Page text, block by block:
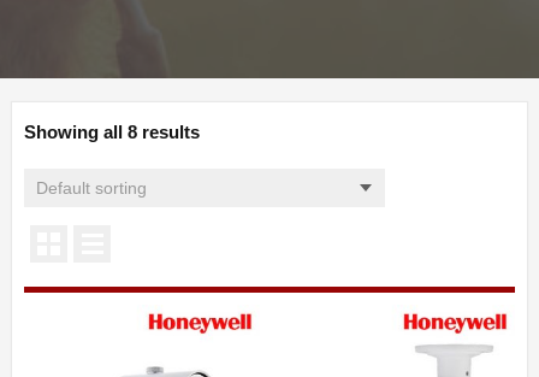
Showing all 8 results